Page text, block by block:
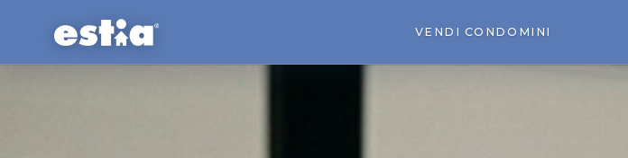
VENDI CONDOMINI